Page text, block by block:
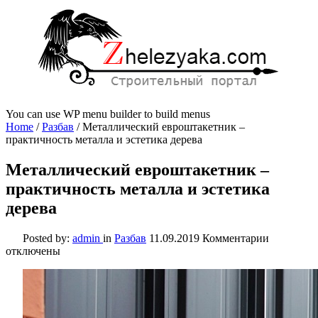
You can use WP menu builder to build menus
Home /Разбав /Металлический евроштакетник –
практичность металла и эстетика дерева
Металлический евроштакетник –
практичность металла и эстетика
дерева
Posted by: admin in Разбав 11.09.2019 Комментарии
отключены